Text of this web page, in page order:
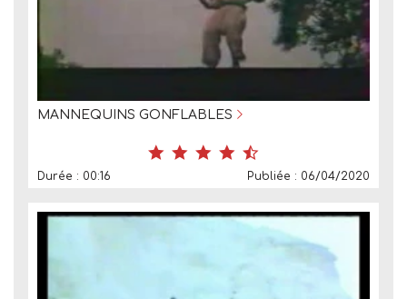
MANNEQUINS GONFLABLES
Durée : 00:16 Publiée : 06/04/2020